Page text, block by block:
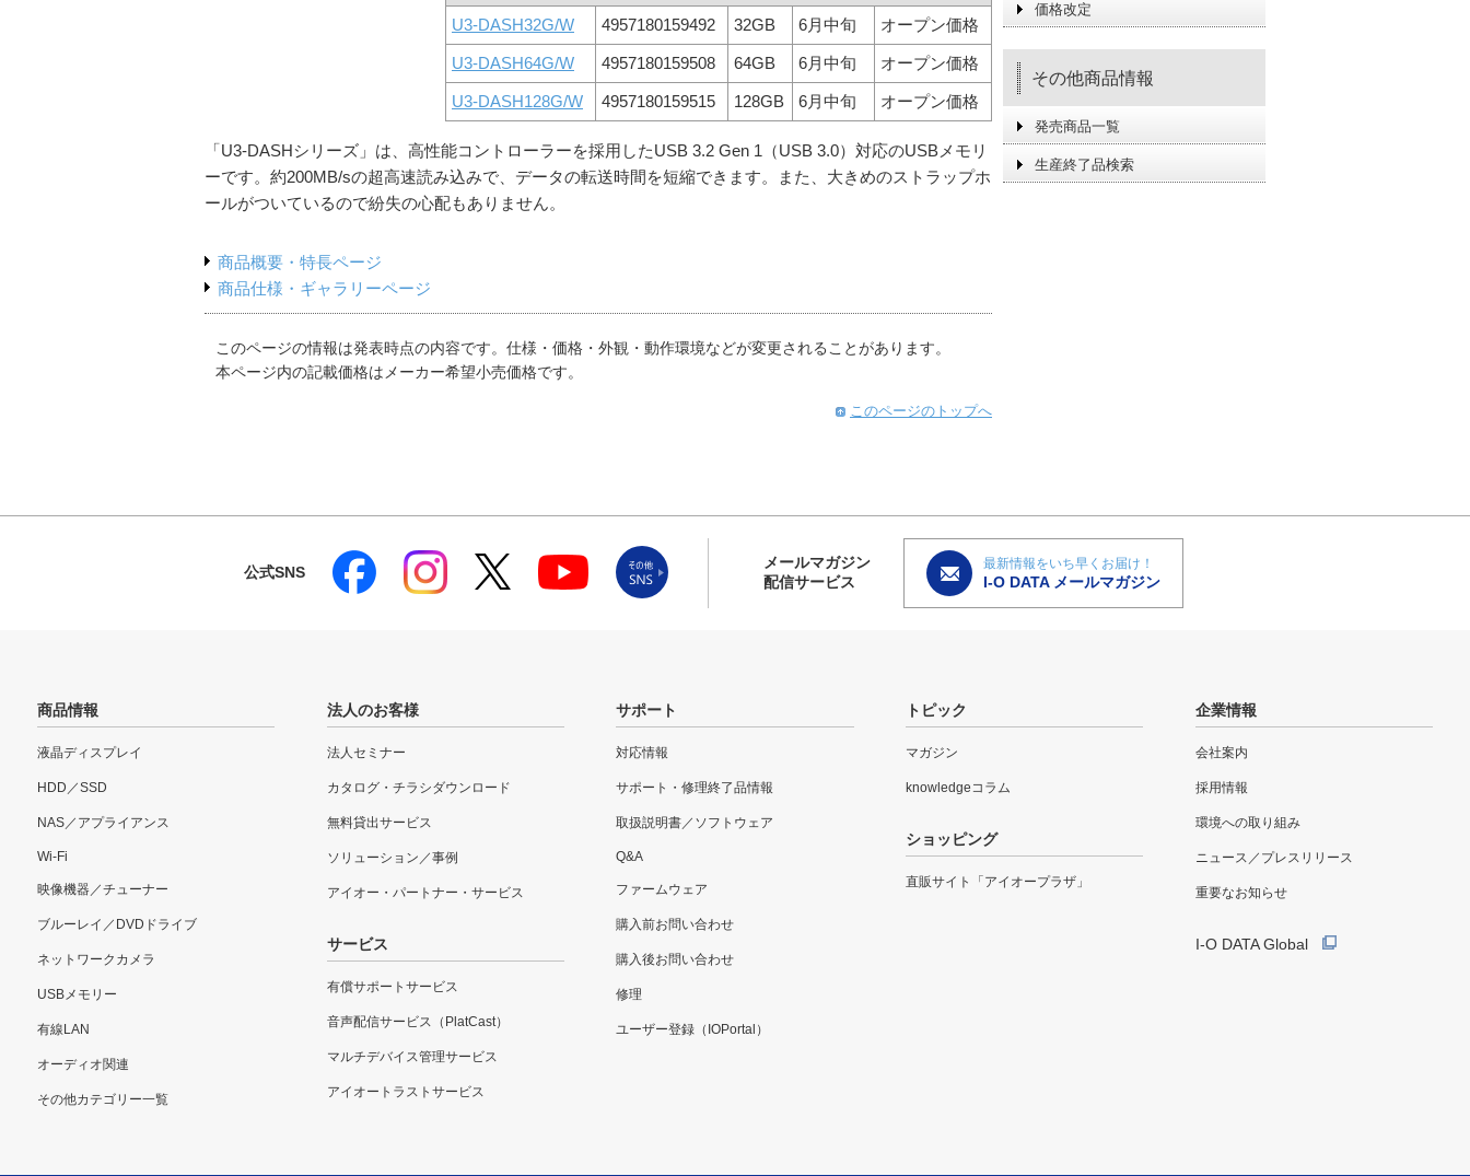
U3-DASH32G/W 4957180159492 32GB 6月中旬 オープン価格
U3-DASH64G/W 4957180159508 64GB 6月中旬 オープン価格
U3-DASH128G/W 4957180159515 128GB 6月中旬 オープン価格
「U3-DASHシリーズ」は、高性能コントローラーを採用したUSB 3.2 Gen 1（USB 3.0）対応のUSBメモリ
ーです。約200MB/sの超高速読み込みで、データの転送時間を短縮できます。また、大きめのストラップホ
ールがついているので紛失の心配もありません。
商品概要・特長ページ
商品仕様・ギャラリーページ
このページの情報は発表時点の内容です。仕様・価格・外観・動作環境などが変更されることがあります。
本ページ内の記載価格はメーカー希望小売価格です。
このページのトップへ
価格改定
その他商品情報
発売商品一覧
生産終了品検索
公式SNS
メールマガジン
配信サービス
最新情報をいち早くお届け！
I-O DATA メールマガジン
商品情報
液晶ディスプレイ
HDD／SSD
NAS／アプライアンス
Wi-Fi
映像機器／チューナー
ブルーレイ／DVDドライブ
ネットワークカメラ
USBメモリー
有線LAN
オーディオ関連
その他カテゴリー一覧
法人のお客様
法人セミナー
カタログ・チラシダウンロード
無料貸出サービス
ソリューション／事例
アイオー・パートナー・サービス
サービス
有償サポートサービス
音声配信サービス（PlatCast）
マルチデバイス管理サービス
アイオートラストサービス
サポート
対応情報
サポート・修理終了品情報
取扱説明書／ソフトウェア
Q&A
ファームウェア
購入前お問い合わせ
購入後お問い合わせ
修理
ユーザー登録（IOPortal）
トピック
マガジン
knowledgeコラム
ショッピング
直販サイト「アイオープラザ」
企業情報
会社案内
採用情報
環境への取り組み
ニュース／プレスリリース
重要なお知らせ
I-O DATA Global